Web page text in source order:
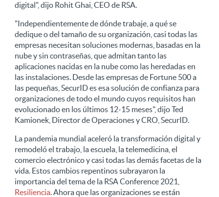
digital", dijo Rohit Ghai, CEO de RSA.
"Independientemente de dónde trabaje, a qué se
dedique o del tamaño de su organización, casi todas las
empresas necesitan soluciones modernas, basadas en la
nube y sin contraseñas, que admitan tanto las
aplicaciones nacidas en la nube como las heredadas en
las instalaciones. Desde las empresas de Fortune 500 a
las pequeñas, SecurID es esa solución de confianza para
organizaciones de todo el mundo cuyos requisitos han
evolucionado en los últimos 12-15 meses", dijo Ted
Kamionek, Director de Operaciones y CRO, SecurID.
La pandemia mundial aceleró la transformación digital y
remodeló el trabajo, la escuela, la telemedicina, el
comercio electrónico y casi todas las demás facetas de la
vida. Estos cambios repentinos subrayaron la
importancia del tema de la RSA Conference 2021,
Resiliencia. Ahora que las organizaciones se están